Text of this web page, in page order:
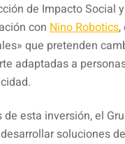
de Impacto Social
con Nino Robotics,
que pretenden
adaptadas a
de esta inversión, el
soluciones